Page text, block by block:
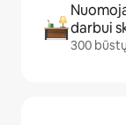
darbui
300